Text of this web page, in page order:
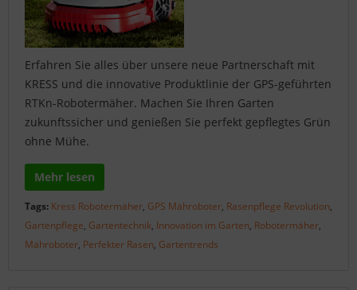
Erfahren Sie alles über unsere neue Partnerschaft mit
KRESS und die innovative Produktlinie der GPS-geführten
RTKn-Robotermäher. Machen Sie Ihren Garten
zukunftssicher und genießen Sie perfekt gepflegtes Grün
ohne Mühe.
Mehr lesen
Tags: Kress Robotermäher, GPS Mähroboter, Rasenpflege Revolution,
Gartenpflege, Gartentechnik, Innovation im Garten, Robotermäher,
Mähroboter, Perfekter Rasen, Gartentrends